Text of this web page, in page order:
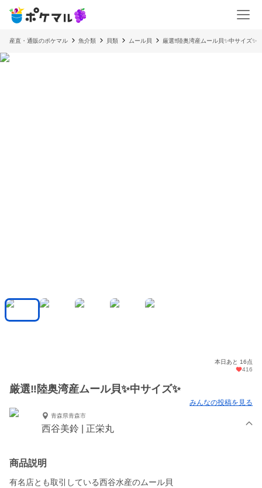
産直・通販のポケマル 魚介類 貝類 ムール貝 厳選‼️陸奥湾産ムール貝✨中サイズ✨
本日あと 16点
416
厳選‼️陸奥湾産ムール貝✨中サイズ✨
みんなの投稿を見る
青森県青森市
西谷美鈴 | 正栄丸
商品説明
有名店とも取引している西谷水産のムール貝